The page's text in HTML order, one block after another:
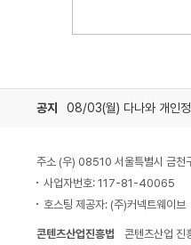
공지
주소 (우) 08510 서울특별시 금천
사업자번호: 117-81-40065
호스팅 제공자: (주)커넥트웨이브
콘텐츠산업진흥법 콘텐츠산업 진